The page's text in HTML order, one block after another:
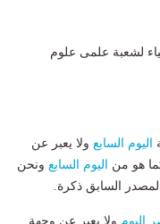
لشعبة علمى علوم
اليوم السابع ولا يعبر عن
هو من اليوم السابع ونحن
السابق ذكرة.
اليوم ولا يعبر عن وجهة